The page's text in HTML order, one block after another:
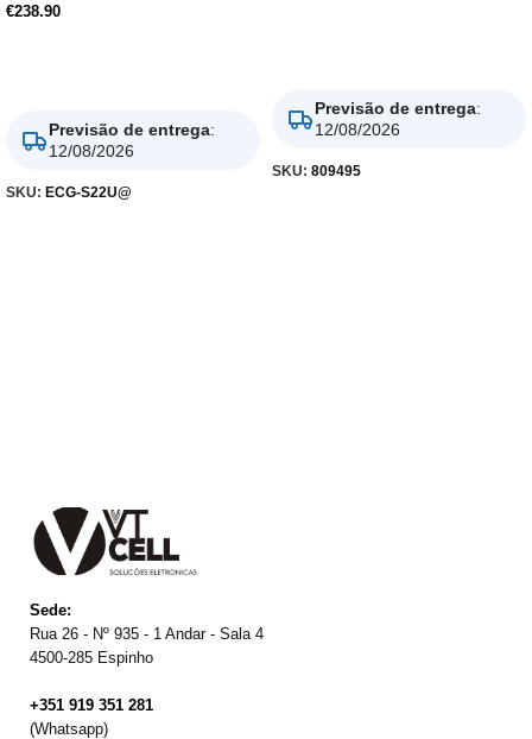
€238.90
Previsão de entrega:
12/08/2026
SKU: ECG-S22U@
Previsão de entrega:
12/08/2026
SKU: 809495
Sede:
Rua 26 - Nº 935 - 1 Andar - Sala 4
4500-285 Espinho
+351 919 351 281
(Whatsapp)